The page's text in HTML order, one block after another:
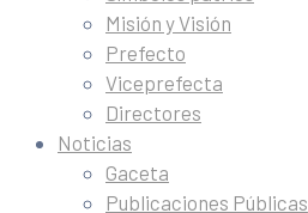
Misión y Visión
Prefecto
Viceprefecta
Directores
Noticias
Gaceta
Publicaciones Públicas